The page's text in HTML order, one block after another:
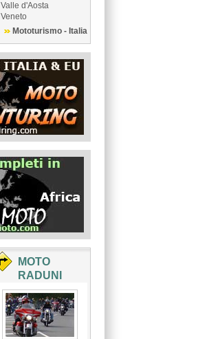
Valle d'Aosta
Veneto
Mototurismo - Italia
MOTO
RADUNI